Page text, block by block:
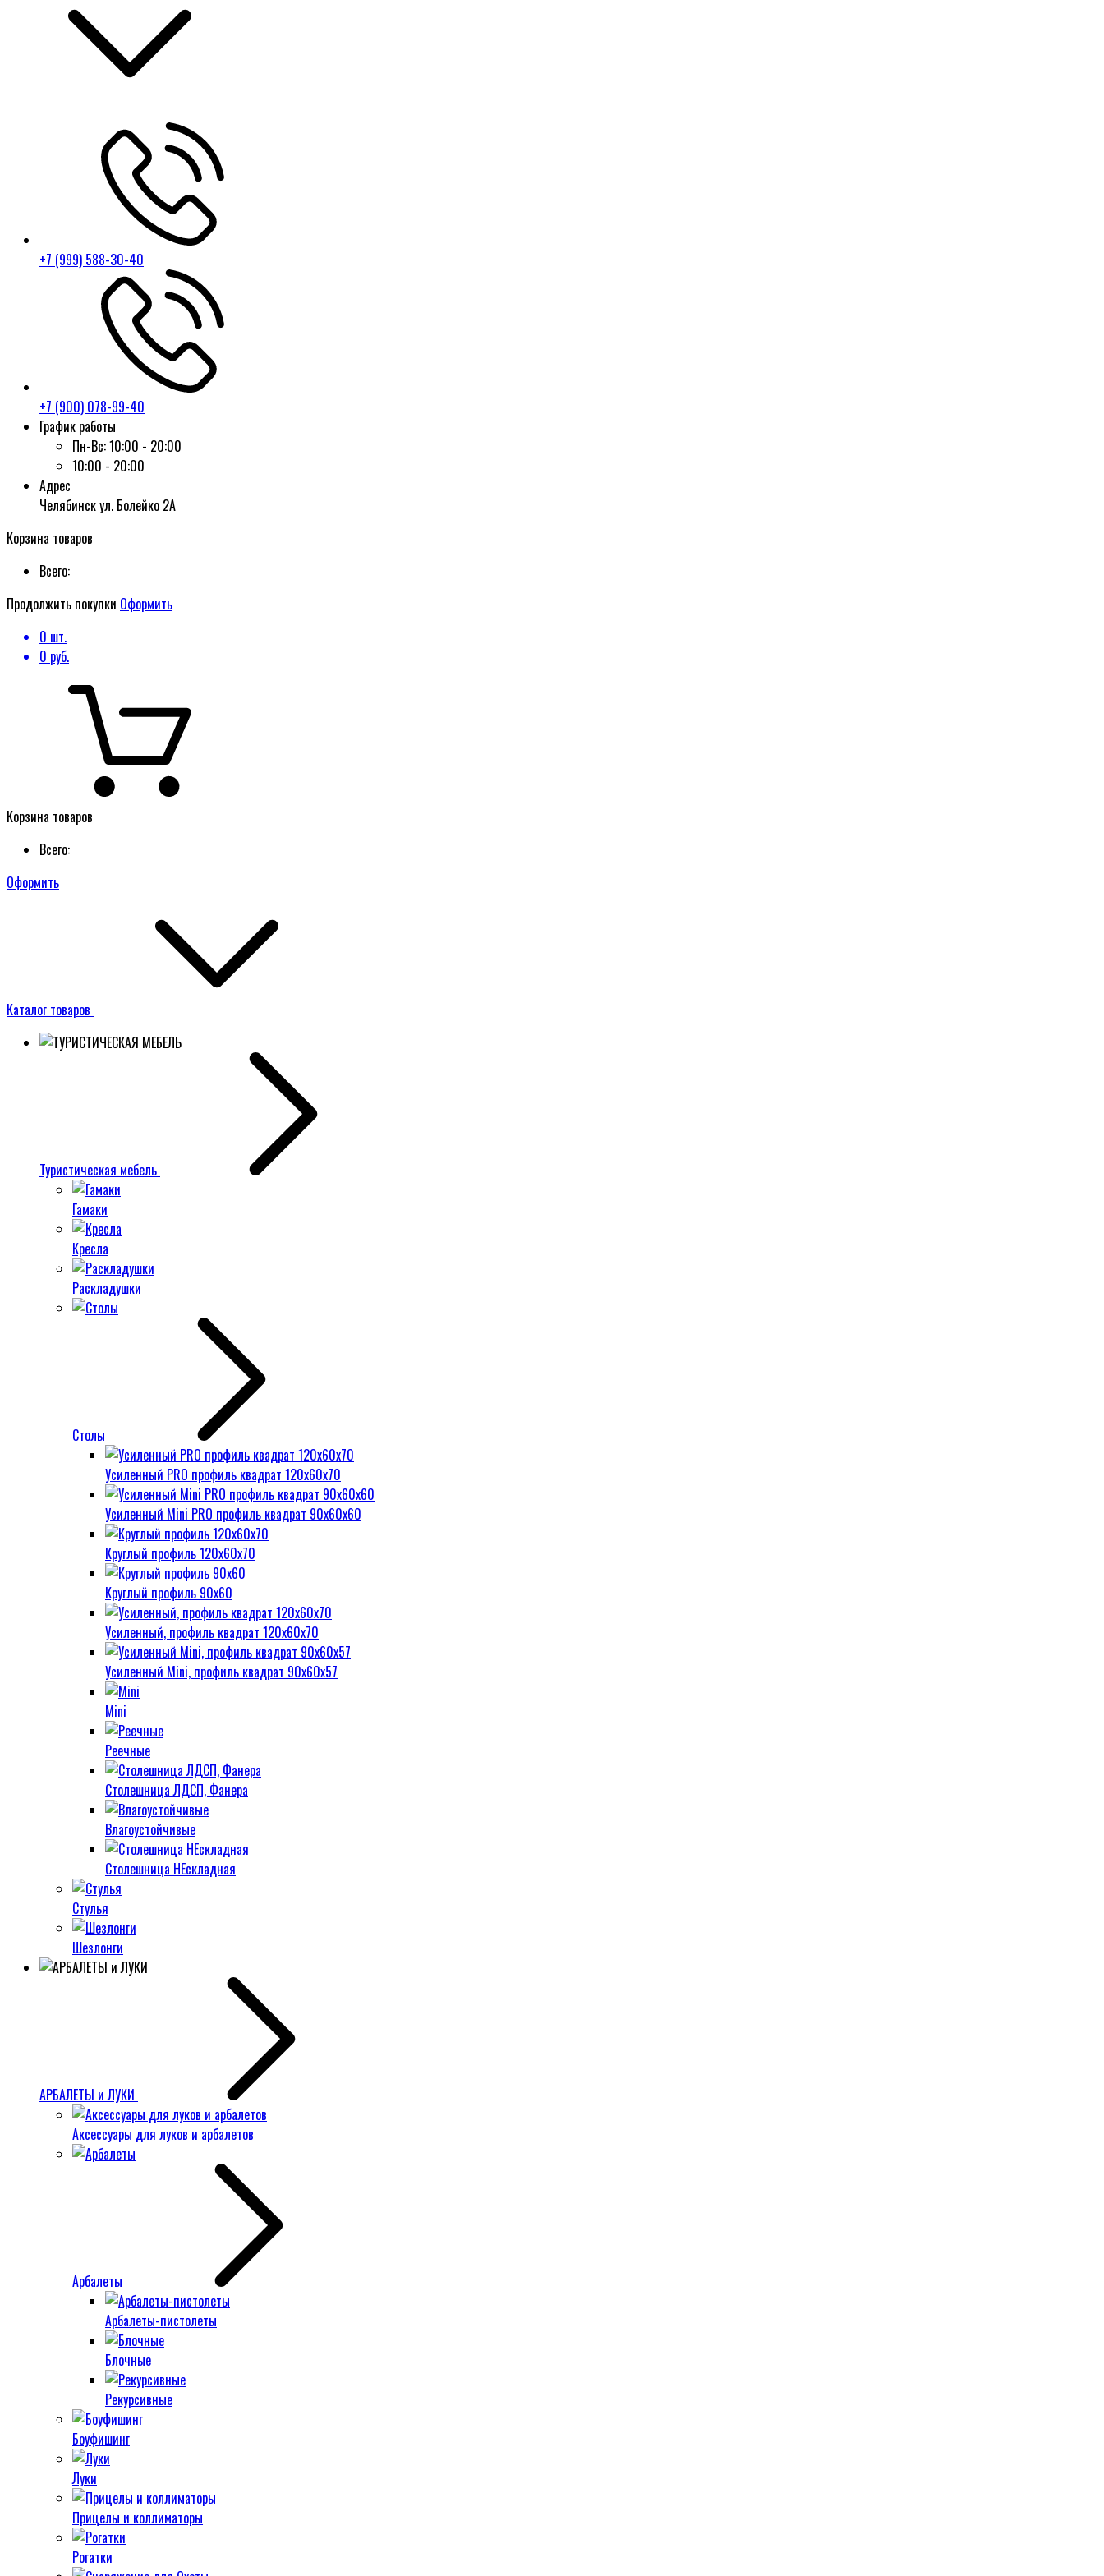
+7 (999) 588-30-40
+7 (900) 078-99-40
График работы
Пн-Вс:10:00 - 20:00
10:00 - 20:00
Адрес
Челябинск ул. Болейко 2А
Корзина товаров
Всего:
Продолжить покупки Оформить
0 шт.
0 руб.
Корзина товаров
Всего:
Оформить
Каталог товаров
Туристическая мебель
Гамаки
Кресла
Раскладушки
Столы
Усиленный PRO профиль квадрат 120х60х70
Усиленный Mini PRO профиль квадрат 90х60х60
Круглый профиль 120х60х70
Круглый профиль 90х60
Усиленный, профиль квадрат 120х60х70
Усиленный Mini, профиль квадрат 90х60х57
Mini
Реечные
Столешница ЛДСП, Фанера
Влагоустойчивые
Столешница НЕскладная
Стулья
Шезлонги
АРБАЛЕТЫ и ЛУКИ
Аксессуары для луков и арбалетов
Арбалеты
Арбалеты-пистолеты
Блочные
Рекурсивные
Боуфишинг
Луки
Прицелы и коллиматоры
Рогатки